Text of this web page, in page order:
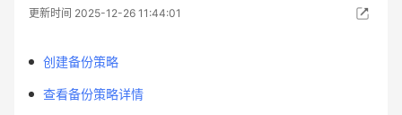
更新时间 2025-12-26 11:44:01
创建备份策略
查看备份策略详情